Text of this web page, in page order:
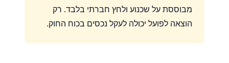
מבוססת על שכנוע ולחץ חברתי בלבד. רק
הוצאה לפועל יכולה לעקל נכסים בכוח החוק.